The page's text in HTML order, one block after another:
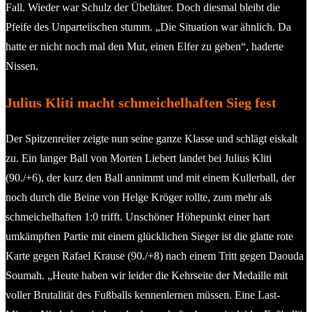
Fall. Wieder war Schulz der Übeltäter. Doch diesmal bleibt die
Pfeife des Unparteiischen stumm. „Die Situation war ähnlich. Da
hatte er nicht noch mal den Mut, einen Elfer zu geben“, haderte
Nissen.
Julius Kliti macht schmeichelhaften Sieg fest
Der Spitzenreiter zeigte nun seine ganze Klasse und schlägt eiskalt
zu. Ein langer Ball von Morten Liebert landet bei Julius Kliti
(90./+6), der kurz den Ball annimmt und mit einem Kullerball, der
noch durch die Beine von Helge Kröger rollte, zum mehr als
schmeichelhaften 1:0 trifft. Unschöner Höhepunkt einer hart
umkämpften Partie mit einem glücklichen Sieger ist die glatte rote
Karte gegen Rafael Krause (90./+8) nach einem Tritt gegen Daouda
Soumah. „Heute haben wir leider die Kehrseite der Medaille mit
voller Brutalität des Fußballs kennenlernen müssen. Eine Last-